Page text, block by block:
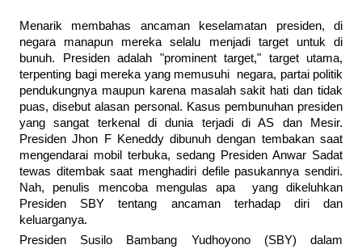
Menarik membahas ancaman keselamatan presiden, di
negara manapun mereka selalu menjadi target untuk di
bunuh. Presiden adalah "prominent target," target utama,
terpenting bagi mereka yang memusuhi negara, partai politik
pendukungnya maupun karena masalah sakit hati dan tidak
puas, disebut alasan personal. Kasus pembunuhan presiden
yang sangat terkenal di dunia terjadi di AS dan Mesir.
Presiden Jhon F Keneddy dibunuh dengan tembakan saat
mengendarai mobil terbuka, sedang Presiden Anwar Sadat
tewas ditembak saat menghadiri defile pasukannya sendiri.
Nah, penulis mencoba mengulas apa yang dikeluhkan
Presiden SBY tentang ancaman terhadap diri dan
keluarganya.
Presiden Susilo Bambang Yudhoyono (SBY) dalam